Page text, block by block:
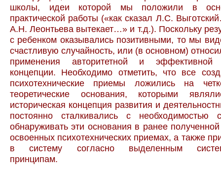
школы, идеи которой мы положили в
практической работы («как сказал Л.С.
А.Н. Леонтьева вытекает…» и т.д.). Поскольку
с ребенком оказывались позитивными, то мы
счастливую случайность, или (в основном)
применения авторитетной и эффективной
концепции. Необходимо отметить, что все
психотехнические приемы ложились на
теоретические основания, которыми
историческая концепция развития и
постоянно сталкивались с необходимостью
обнаруживать эти основания в ранее
освоенных психотехнических приемах, а также
в систему согласно выделенным
принципам.